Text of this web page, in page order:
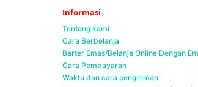
Informasi
Tentang kami
Cara Berbelanja
Barter Emas/Belanja Online Dengan
Cara Pembayaran
Waktu dan cara pengiriman